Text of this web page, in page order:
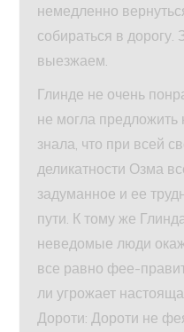
немедленно
собираться в
выезжаем.
Глинде не очень
не могла предложить
знала, что при всей
деликатности Озма
задуманное и ее
пути. К тому же
неведомые люди
все равно фее-
ли угрожает
Дороти: Дороти не